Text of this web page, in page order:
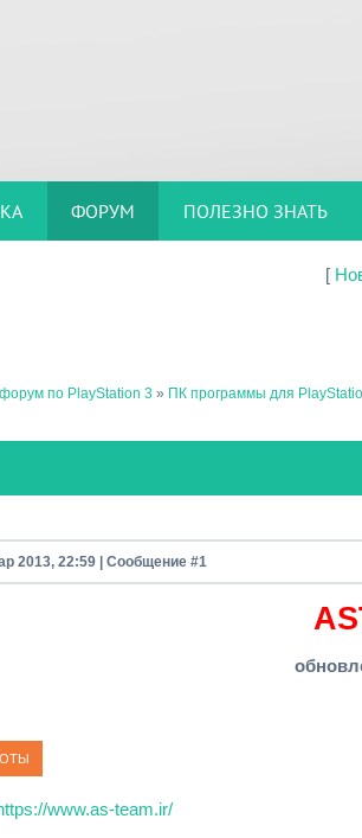
ФОРУМ ПОЛЕЗНО ЗНАТЬ
[
по PlayStation 3 » ПК программы для
2013, 22:59 | Сообщение #1
www.as-team.ir/